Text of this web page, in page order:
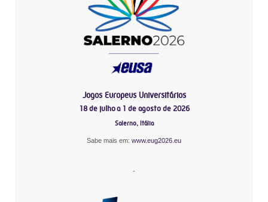
Jogos Europeus Universitários
18 de julho a 1 de agosto de 2026
Salerno, Itália
Sabe mais em: www.eug2026.eu
-